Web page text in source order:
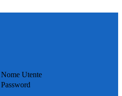
Nome Utente
Password